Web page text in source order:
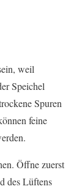
weil
Speichel
Spuren
feine
Öffne zuerst
des Lüftens